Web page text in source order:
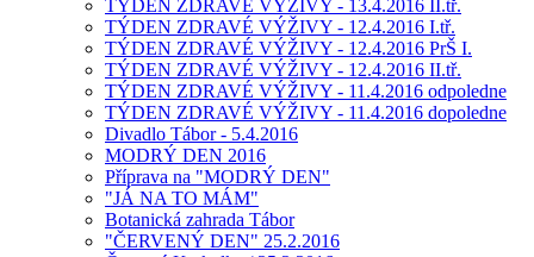
TÝDEN ZDRAVÉ VÝŽIVY - 13.4.2016 II.tř.
TÝDEN ZDRAVÉ VÝŽIVY - 12.4.2016 I.tř.
TÝDEN ZDRAVÉ VÝŽIVY - 12.4.2016 PrŠ I.
TÝDEN ZDRAVÉ VÝŽIVY - 12.4.2016 II.tř.
TÝDEN ZDRAVÉ VÝŽIVY - 11.4.2016 odpoledne
TÝDEN ZDRAVÉ VÝŽIVY - 11.4.2016 dopoledne
Divadlo Tábor - 5.4.2016
MODRÝ DEN 2016
Příprava na "MODRÝ DEN"
"JÁ NA TO MÁM"
Botanická zahrada Tábor
"ČERVENÝ DEN" 25.2.2016